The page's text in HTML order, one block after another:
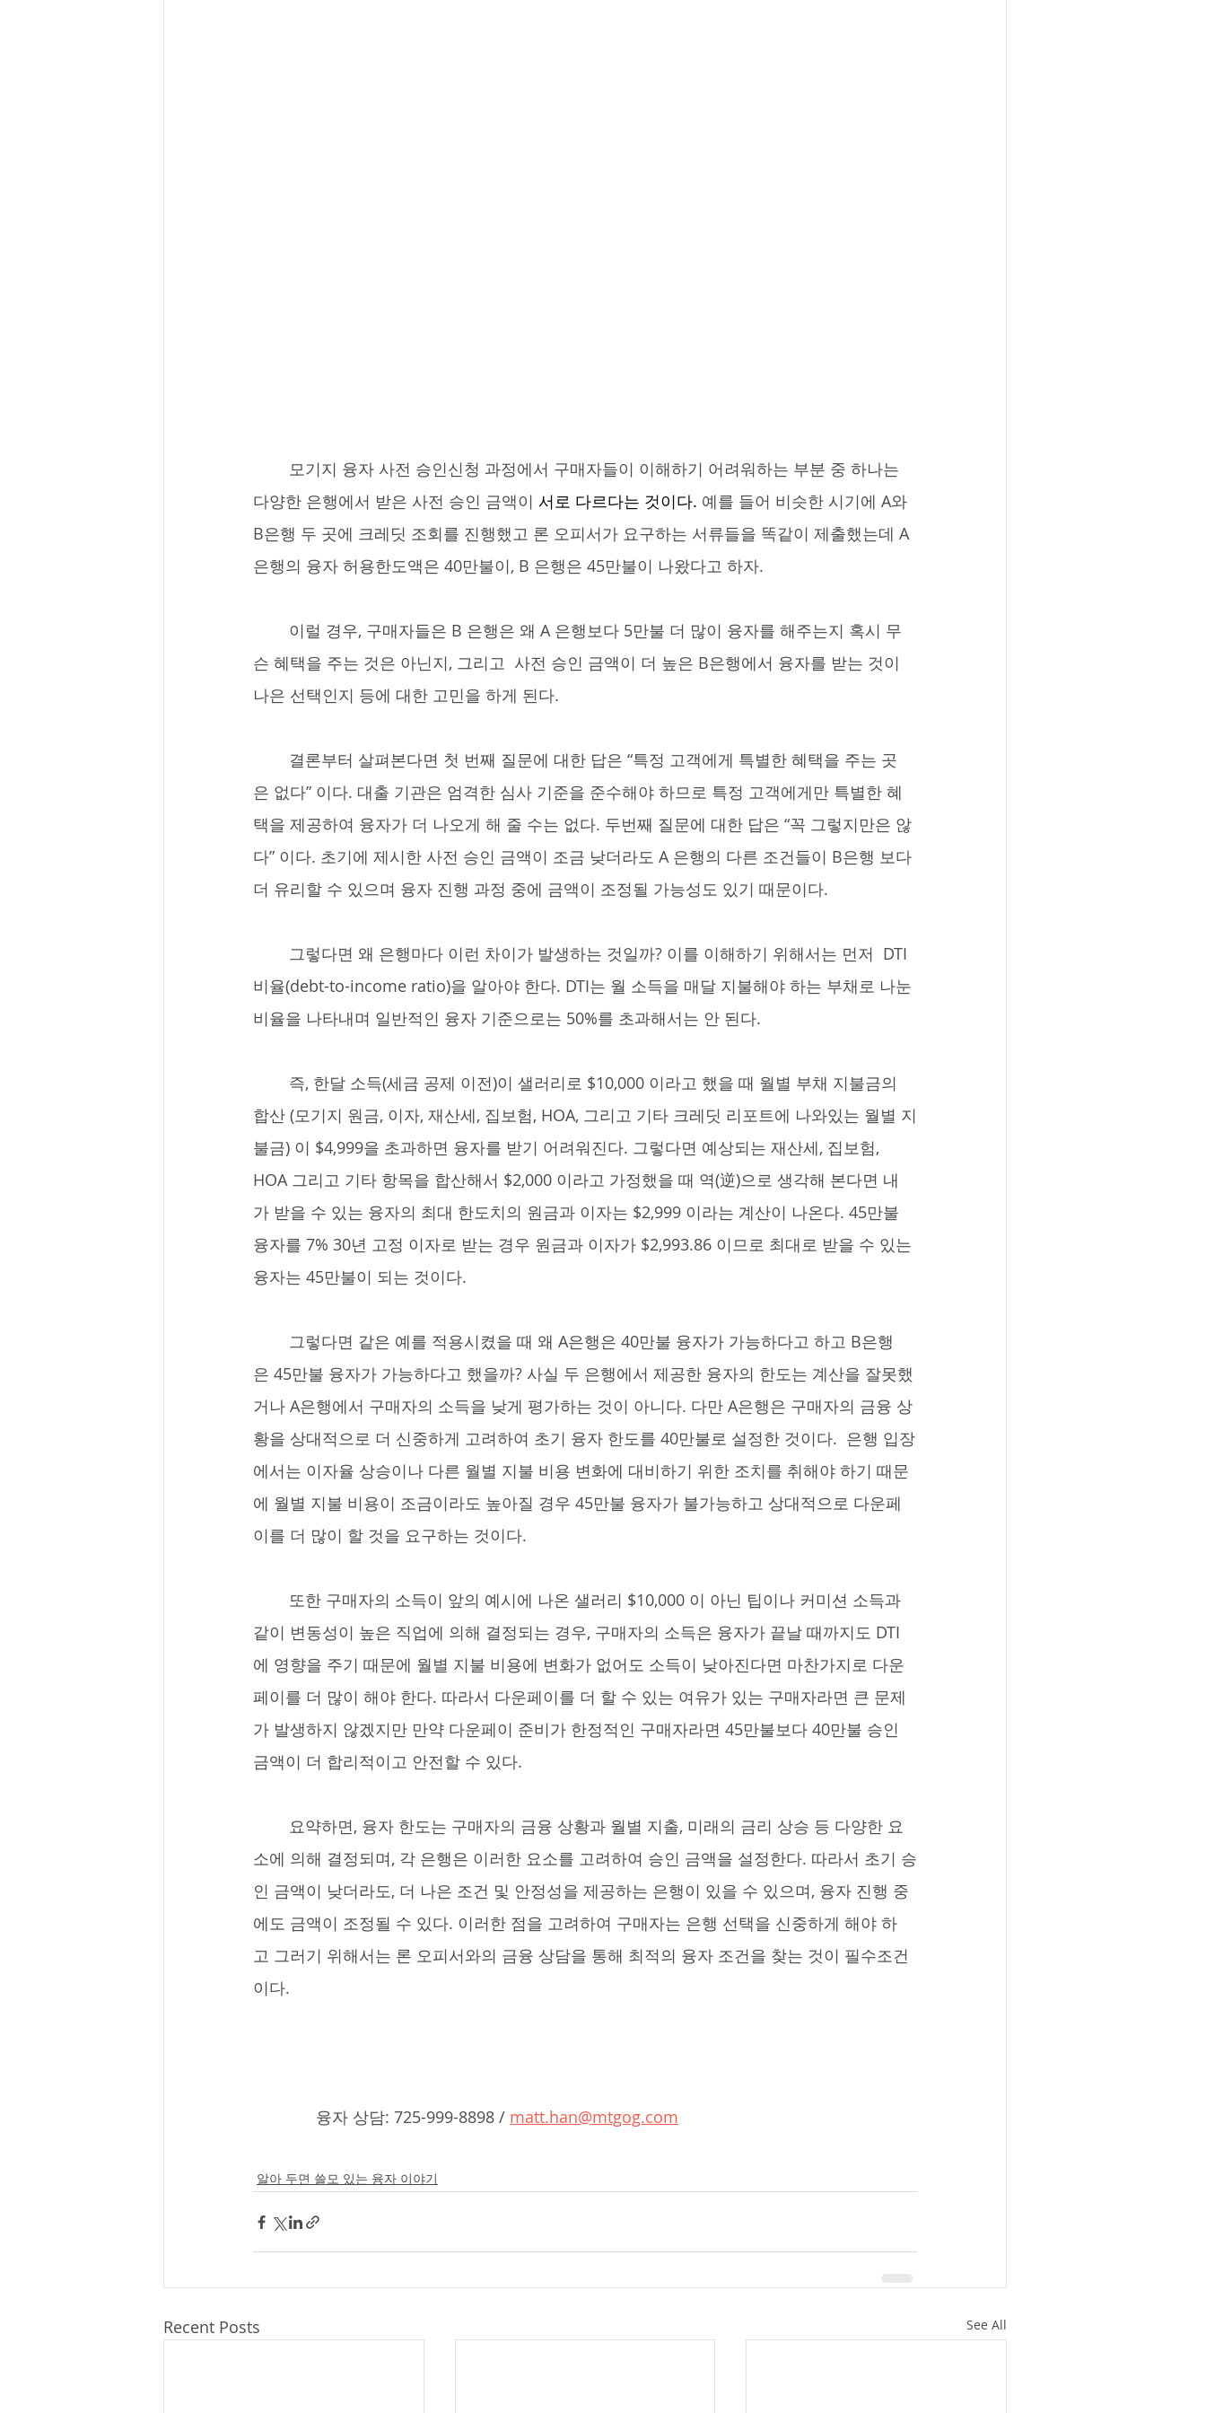
다양한 은행에서 받은 사전 승인 금액이 서로 다르다는 것이다. 예를 들어 비슷한 시기에 A와
B은행 두 곳에 크레딧 조회를 진행했고 론 오피서가 요구하는 서류들을 똑같이 제출했는데 A
은행의 융자 허용한도액은 40만불이, B 은행은 45만불이 나왔다고 하자.
슨 혜택을 주는 것은 아닌지, 그리고  사전 승인 금액이 더 높은 B은행에서 융자를 받는 것이
나은 선택인지 등에 대한 고민을 하게 된다.
은 없다” 이다. 대출 기관은 엄격한 심사 기준을 준수해야 하므로 특정 고객에게만 특별한 혜
택을 제공하여 융자가 더 나오게 해 줄 수는 없다. 두번째 질문에 대한 답은 “꼭 그렇지만은 않
다” 이다. 초기에 제시한 사전 승인 금액이 조금 낮더라도 A 은행의 다른 조건들이 B은행 보다
더 유리할 수 있으며 융자 진행 과정 중에 금액이 조정될 가능성도 있기 때문이다.
비율(debt-to-income ratio)을 알아야 한다. DTI는 월 소득을 매달 지불해야 하는 부채로 나눈
비율을 나타내며 일반적인 융자 기준으로는 50%를 초과해서는 안 된다.
합산 (모기지 원금, 이자, 재산세, 집보험, HOA, 그리고 기타 크레딧 리포트에 나와있는 월별 지
불금) 이 $4,999을 초과하면 융자를 받기 어려워진다. 그렇다면 예상되는 재산세, 집보험,
HOA 그리고 기타 항목을 합산해서 $2,000 이라고 가정했을 때 역(逆)으로 생각해 본다면 내
가 받을 수 있는 융자의 최대 한도치의 원금과 이자는 $2,999 이라는 계산이 나온다. 45만불
융자를 7% 30년 고정 이자로 받는 경우 원금과 이자가 $2,993.86 이므로 최대로 받을 수 있는
융자는 45만불이 되는 것이다.
은 45만불 융자가 가능하다고 했을까? 사실 두 은행에서 제공한 융자의 한도는 계산을 잘못했
거나 A은행에서 구매자의 소득을 낮게 평가하는 것이 아니다. 다만 A은행은 구매자의 금융 상
황을 상대적으로 더 신중하게 고려하여 초기 융자 한도를 40만불로 설정한 것이다.  은행 입장
에서는 이자율 상승이나 다른 월별 지불 비용 변화에 대비하기 위한 조치를 취해야 하기 때문
에 월별 지불 비용이 조금이라도 높아질 경우 45만불 융자가 불가능하고 상대적으로 다운페
이를 더 많이 할 것을 요구하는 것이다.
같이 변동성이 높은 직업에 의해 결정되는 경우, 구매자의 소득은 융자가 끝날 때까지도 DTI
에 영향을 주기 때문에 월별 지불 비용에 변화가 없어도 소득이 낮아진다면 마찬가지로 다운
페이를 더 많이 해야 한다. 따라서 다운페이를 더 할 수 있는 여유가 있는 구매자라면 큰 문제
가 발생하지 않겠지만 만약 다운페이 준비가 한정적인 구매자라면 45만불보다 40만불 승인
금액이 더 합리적이고 안전할 수 있다.
소에 의해 결정되며, 각 은행은 이러한 요소를 고려하여 승인 금액을 설정한다. 따라서 초기 승
인 금액이 낮더라도, 더 나은 조건 및 안정성을 제공하는 은행이 있을 수 있으며, 융자 진행 중
에도 금액이 조정될 수 있다. 이러한 점을 고려하여 구매자는 은행 선택을 신중하게 해야 하
고 그러기 위해서는 론 오피서와의 금융 상담을 통해 최적의 융자 조건을 찾는 것이 필수조건
이다.
융자 상담: 725-999-8898 / matt.han@mtgog.com
알아 두면 쓸모 있는 융자 이야기
Recent Posts See All